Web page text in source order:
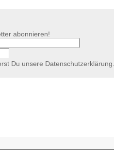
abonnieren!
Du unsere Datenschutzerklärung.